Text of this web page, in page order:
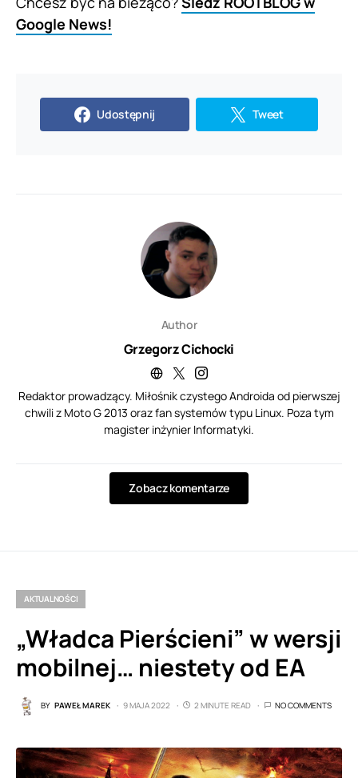
Google News!
Udostępnij Tweet
Author
Grzegorz Cichocki
Redaktor prowadzący. Miłośnik czystego Androida od pierwszej
chwili z Moto G 2013 oraz fan systemów typu Linux. Poza tym
magister inżynier Informatyki.
Zobacz komentarze
AKTUALNOŚCI
„Władca Pierścieni” w wersji
mobilnej… niestety od EA
BY PAWEŁ MAREK 9 MAJA 2022 2 MINUTE READ NO COMMENTS